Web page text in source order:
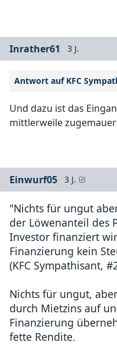
Inrather61 3 J.
Antwort auf KFC
Und dazu ist das
mittlerweile
Einwurf05 3 J.
"Nichts für ungut
der Löwenanteil des
Investor finanziert
Finanzierung kein
(KFC Sympathisant,
Nichts für ungut,
durch Mietzins auf
Finanzierung
fette Rendite.